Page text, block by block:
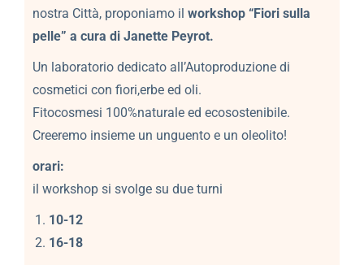
nostra Città, proponiamo il workshop “Fiori sulla
pelle” a cura di Janette Peyrot.
Un laboratorio dedicato all’Autoproduzione di
cosmetici con fiori,erbe ed oli.
Fitocosmesi 100%naturale ed ecosostenibile.
Creeremo insieme un unguento e un oleolito!
orari:
il workshop si svolge su due turni
10-12
16-18